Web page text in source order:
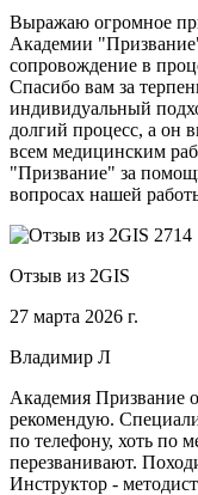
Выражаю огромное
Академии
сопровождение в
Спасибо вам за
индивидуальный
долгий процесс, а он
всем медицинским
"Призвание" за
вопросах нашей
Отзыв из 2GIS
27 марта 2026 г.
Владимир Л
Академия Призвание
рекомендую.
по телефону, хоть по
перезванивают.
Инструктор -